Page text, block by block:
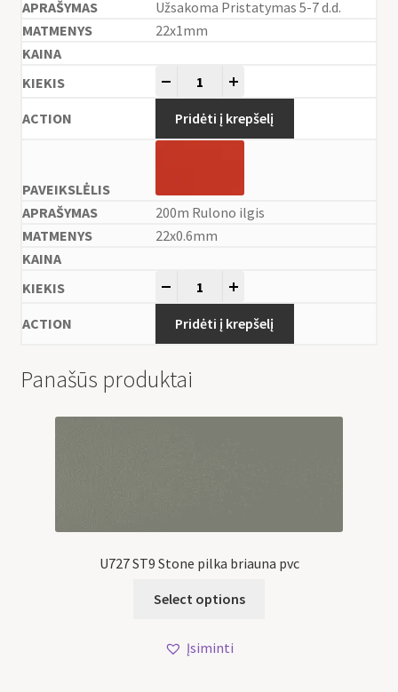
Užsakoma Pristatymas 5-7 d.d.
22x1mm
Pridėti į krepšelį
200m Rulono ilgis
22x0.6mm
Pridėti į krepšelį
Panašūs produktai
U727 ST9 Stone pilka briauna pvc
Select options
Įsiminti